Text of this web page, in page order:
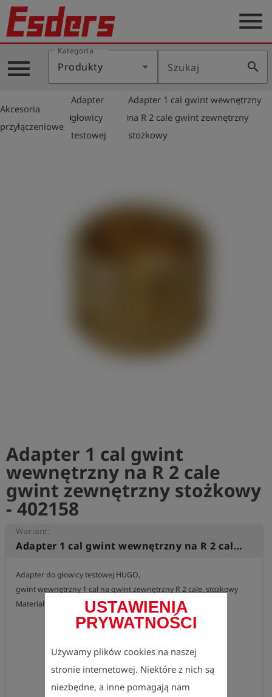
O
Produkty
USTAWIENIA
PRYWATNOŚCI
Używamy plików cookies na naszej
stronie internetowej. Niektóre z nich są
niezbędne, a inne pomagają nam
menu
menu
Kategoria
Produkty Szukaj search
Akcesoria
przyłączeniowe
arrow_right
Adapter
głowicy
testowej
arrow_right
Adapter 1 cal gwint wewnętrzny
na R 2 cale gwint zewnętrzny
stożkowy
Adapter 1 cal gwint
wewnętrzny na R 2 cale
gwint zewnętrzny stożkowy
- 402158
Wariant:
Adapter 1 cal gwint wewnętrzny na R 2 cale gwint zewnętrzny stożkowy
Adapter do głowicy testowej HUGO,
gwint wewnętrzny 1 cal na gwint zewnętrzny R 2 cale, stożkowy
Materiał: mosiądz